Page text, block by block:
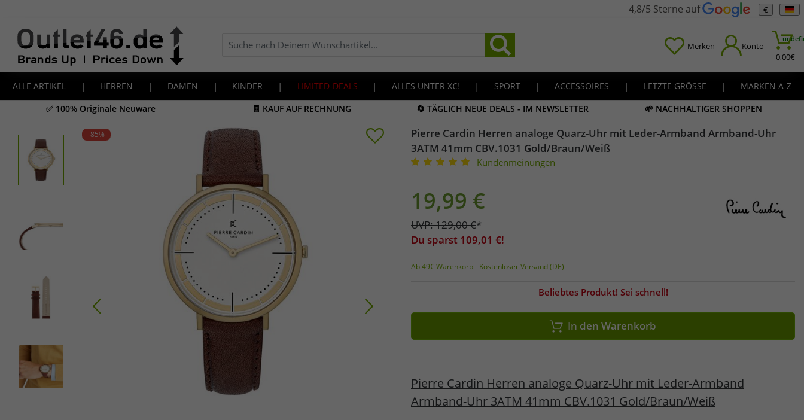
4,8/5 Sterne auf €
Merken Konto
0,00€
ALLE ARTIKEL | HERREN | DAMEN | KINDER | LIMITED-DEALS | ALLES UNTER X€! | SPORT | ACCESSOIRES | LETZTE GRÖSSE |
MARKEN A-Z
✅ 100% Originale Neuware
🧾 KAUF AUF RECHNUNG 🔄 TÄGLICH NEUE DEALS - IM NEWSLETTER 🌱 NACHHALTIGER SHOPPEN
-85%
Pierre Cardin Herren analoge Quarz-Uhr mit Leder-Armband Armband-Uhr
3ATM 41mm CBV.1031 Gold/Braun/Weiß
Kundenmeinungen
19,99 €
UVP:129,00€*
Du sparst 109,01 €!
Ab 49€ Warenkorb - Kostenloser Versand (DE)
Beliebtes Produkt! Sei schnell!
In den Warenkorb
Pierre Cardin Herren analoge Quarz-Uhr mit Leder-Armband
Armband-Uhr 3ATM 41mm CBV.1031 Gold/Braun/Weiß